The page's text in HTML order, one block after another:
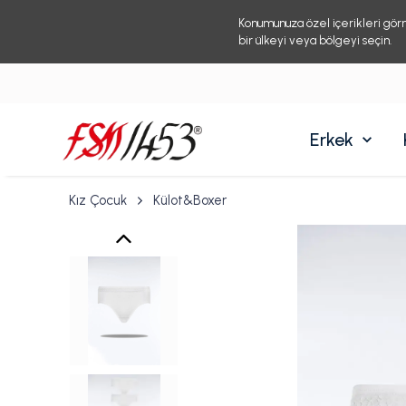
Konumunuza özel içerikleri
bir ülkeyi veya bölgeyi seçin.
Erkek
Kız Çocuk Külot&Boxer